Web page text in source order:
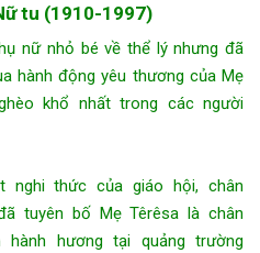
tu (1910-1997)
nữ nhỏ bé về thể lý nhưng đã
hành động yêu thương của Mẹ
khổ nhất trong các người
nghi thức của giáo hội, chân
tuyên bố Mẹ Têrêsa là chân
hành hương tại quảng trường